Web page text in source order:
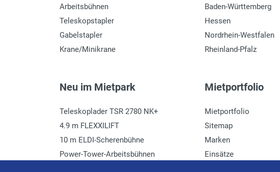
Arbeitsbühnen
Teleskopstapler
Gabelstapler
Krane/Minikrane
Baden-Württemberg
Hessen
Nordrhein-Westfalen
Rheinland-Pfalz
Neu im Mietpark
Teleskoplader TSR 2780 NK+
4.9 m FLEXXILIFT
10 m ELDI-Scherenbühne
Power-Tower-Arbeitsbühnen
Mietportfolio
Mietportfolio
Sitemap
Marken
Einsätze